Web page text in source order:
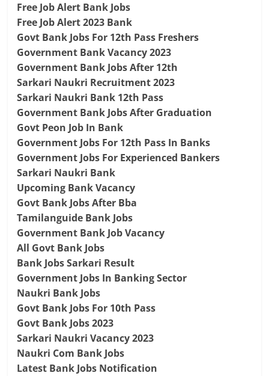
Free Job Alert Bank Jobs
Free Job Alert 2023 Bank
Govt Bank Jobs For 12th Pass Freshers
Government Bank Vacancy 2023
Government Bank Jobs After 12th
Sarkari Naukri Recruitment 2023
Sarkari Naukri Bank 12th Pass
Government Bank Jobs After Graduation
Govt Peon Job In Bank
Government Jobs For 12th Pass In Banks
Government Jobs For Experienced Bankers
Sarkari Naukri Bank
Upcoming Bank Vacancy
Govt Bank Jobs After Bba
Tamilanguide Bank Jobs
Government Bank Job Vacancy
All Govt Bank Jobs
Bank Jobs Sarkari Result
Government Jobs In Banking Sector
Naukri Bank Jobs
Govt Bank Jobs For 10th Pass
Govt Bank Jobs 2023
Sarkari Naukri Vacancy 2023
Naukri Com Bank Jobs
Latest Bank Jobs Notification